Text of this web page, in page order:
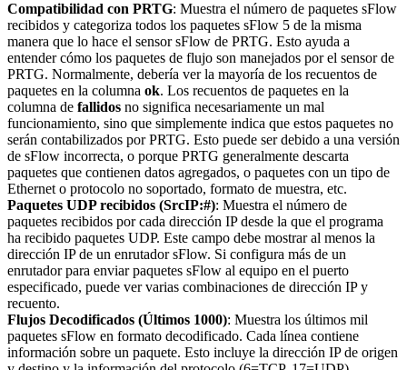
Compatibilidad con PRTG: Muestra el número de paquetes sFlow
recibidos y categoriza todos los paquetes sFlow 5 de la misma
manera que lo hace el sensor sFlow de PRTG. Esto ayuda a
entender cómo los paquetes de flujo son manejados por el sensor de
PRTG. Normalmente, debería ver la mayoría de los recuentos de
paquetes en la columna ok. Los recuentos de paquetes en la
columna de fallidos no significa necesariamente un mal
funcionamiento, sino que simplemente indica que estos paquetes no
serán contabilizados por PRTG. Esto puede ser debido a una versión
de sFlow incorrecta, o porque PRTG generalmente descarta
paquetes que contienen datos agregados, o paquetes con un tipo de
Ethernet o protocolo no soportado, formato de muestra, etc.
Paquetes UDP recibidos (SrcIP:#): Muestra el número de
paquetes recibidos por cada dirección IP desde la que el programa
ha recibido paquetes UDP. Este campo debe mostrar al menos la
dirección IP de un enrutador sFlow. Si configura más de un
enrutador para enviar paquetes sFlow al equipo en el puerto
especificado, puede ver varias combinaciones de dirección IP y
recuento.
Flujos Decodificados (Últimos 1000): Muestra los últimos mil
paquetes sFlow en formato decodificado. Cada línea contiene
información sobre un paquete. Esto incluye la dirección IP de origen